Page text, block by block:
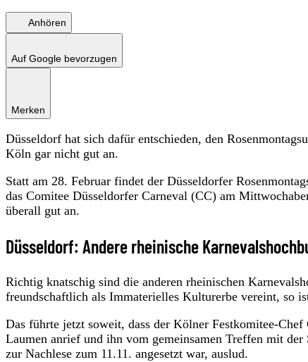
Anhören
Auf Google bevorzugen
Merken
Düsseldorf hat sich dafür entschieden, den
Köln gar nicht gut an.
Statt am 28. Februar findet der Düsseldorfer
das Comitee Düsseldorfer Carneval (CC) am
überall gut an.
Düsseldorf: Andere rheinische
Richtig knatschig sind die anderen rheinischen
freundschaftlich als Immaterielles Kulturerbe vereint, so
Das führte jetzt soweit, dass der Kölner Festkomitee-
Laumen anrief und ihn vom gemeinsamen Treffen mit
zur Nachlese zum 11.11. angesetzt war, auslud.